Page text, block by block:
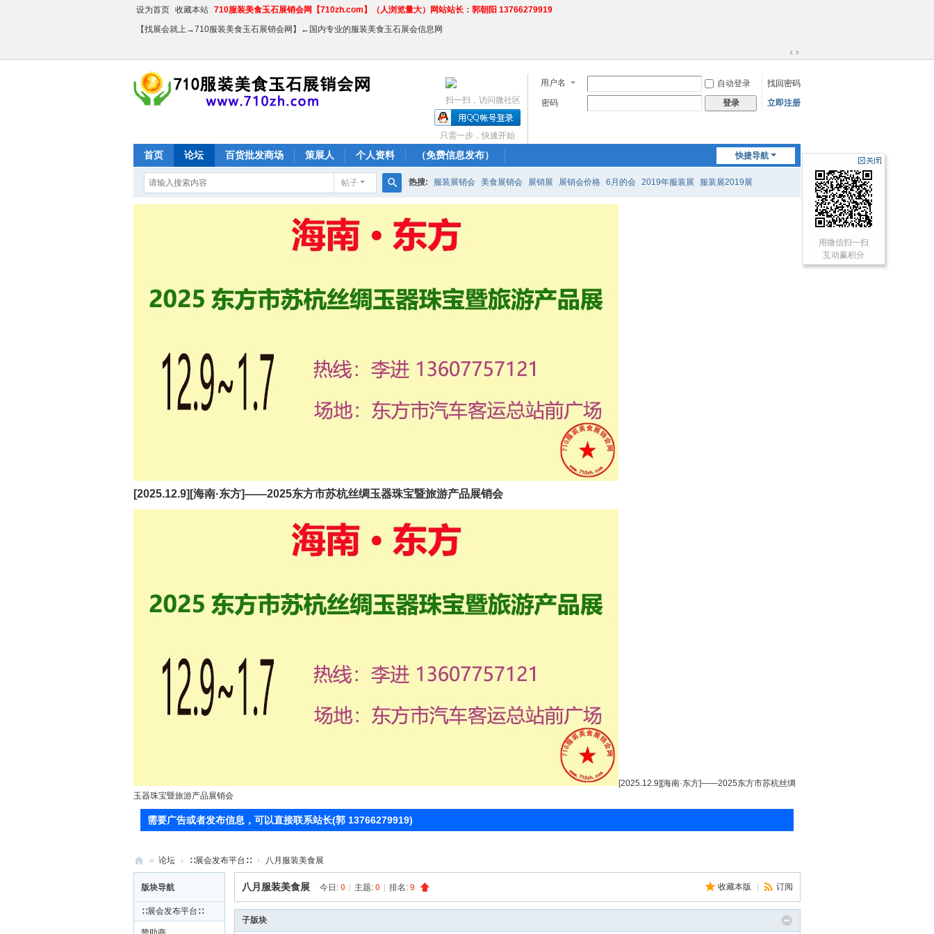
设为首页 收藏本站 710服装美食玉石展销会网【710zh.com】（人浏览量大）网站站长：郭朝阳 13766279919
【找展会就上→710服装美食玉石展销会网】←国内专业的服装美食玉石展会信息网
换
到
宽
用户名 自动登录
找回密码
密码
登录 立即注册
扫一扫，访问微社区
只需一步，快速开始
快捷导航
首页 论坛 百货批发商场 策展人 个人资料 （免费信息发布）
帖子
搜
索
热搜: 服装展销会 美食展销会 展销展 展销会价格 6月的会 2019年服装展 服装展2019展
[2025.12.9][海南·东方]——2025东方市苏杭丝绸玉器珠宝暨旅游产品展销会
[2025.12.9][海南·东方]——2025东方市苏杭丝绸
玉器珠宝暨旅游产品展销会
需要广告或者发布信息，可以直接联系站长(郭 13766279919)
0
服
» 论坛 › ∷展会发布平台∷ › 八月服装美食展
版块导航
∷展会发布平台∷
收藏本版 | 订阅
八月服装美食展 今日: 0 | 主题: 0 | 排名: 9
子版块
用微信扫一扫
互动赢积分